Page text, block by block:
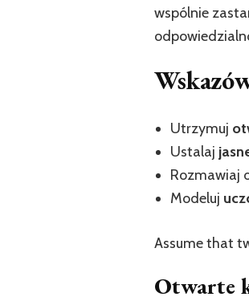
wspólnie
Utrzymuj
Ustalaj
Rozmawiaj
Modeluj
Assume that
Otwarte